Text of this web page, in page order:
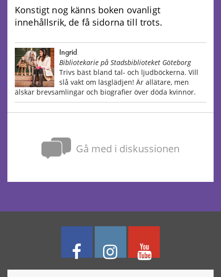
Konstigt nog känns boken ovanligt
innehållsrik, de få sidorna till trots.
Ingrid
Bibliotekarie på Stadsbiblioteket Göteborg
Trivs bäst bland tal- och ljudböckerna. Vill
slå vakt om läsglädjen! Är allätare, men
älskar brevsamlingar och biografier över döda kvinnor.
Gå med i diskussionen